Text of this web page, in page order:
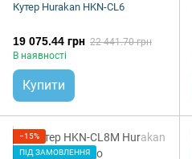
Кутер Hurakan HKN-CL6
19 075.44 грн 22 441.70 грн
В наявності
Купити
−15%
ПІД ЗАМОВЛЕННЯ